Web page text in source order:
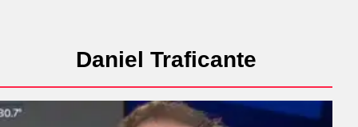
Daniel Traficante